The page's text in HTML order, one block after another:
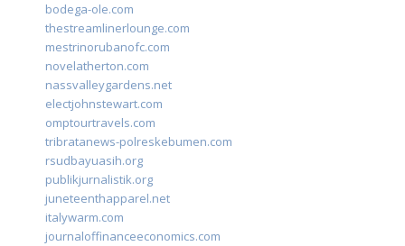
bodega-ole.com
thestreamlinerlounge.com
mestrinorubanofc.com
novelatherton.com
nassvalleygardens.net
electjohnstewart.com
omptourtravels.com
tribratanews-polreskebumen.com
rsudbayuasih.org
publikjurnalistik.org
juneteenthapparel.net
italywarm.com
journaloffinanceeconomics.com